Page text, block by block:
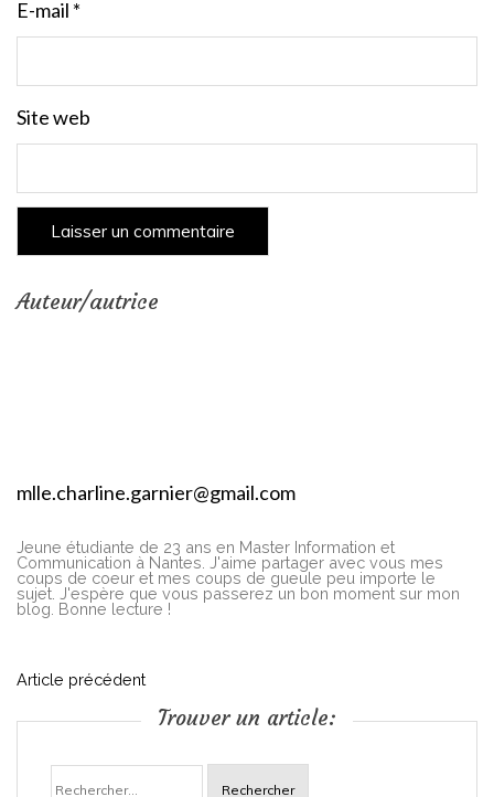
E-mail *
Site web
Auteur/autrice
mlle.charline.garnier@gmail.com
Jeune étudiante de 23 ans en Master Information et
Communication à Nantes. J'aime partager avec vous mes
coups de coeur et mes coups de gueule peu importe le
sujet. J'espère que vous passerez un bon moment sur mon
blog. Bonne lecture !
N
Article précédent
Trouver un article:
Rechercher :